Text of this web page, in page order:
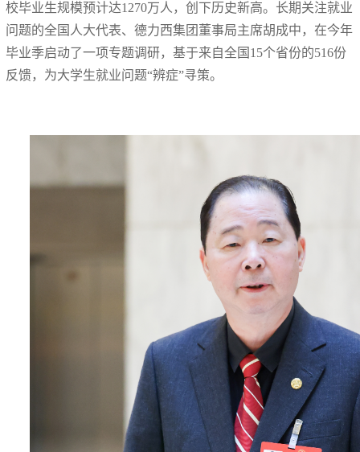
校毕业生规模预计达1270万人，创下历史新高。长期关注就业
问题的全国人大代表、德力西集团董事局主席胡成中，在今年
毕业季启动了一项专题调研，基于来自全国15个省份的516份
反馈，为大学生就业问题“辨症”寻策。